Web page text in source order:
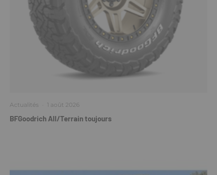
Actualités · 1 août 2026
BFGoodrich All/Terrain toujours